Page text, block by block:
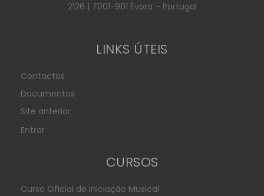
2126 | 7001-901 Évora – Portugal
LINKS ÚTEIS
Contactos
Documentos
Site anterior
Entrar
CURSOS
Curso Oficial de Iniciação Musical